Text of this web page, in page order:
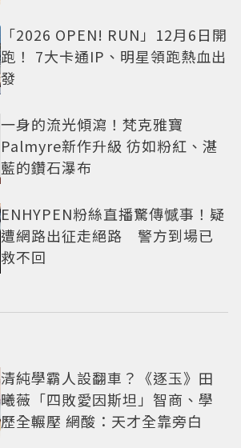
「2026 OPEN! RUN」12月6日開
跑！ 7大卡通IP、明星領跑熱血出
發
一身的流光傾瀉！梵克雅寶
Palmyre新作升級 彷如粉紅、湛
藍的鑽石瀑布
ENHYPEN粉絲直播驚傳憾事！疑
遭網路出征走絕路 警方到場已
救不回
清純學霸人設翻車？《逐玉》田
曦薇「四敗愛因斯坦」智商、學
歷全輾壓 網酸：天才全靠旁白